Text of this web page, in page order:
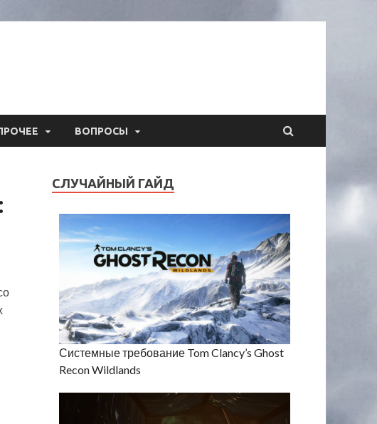
ВОПРОСЫ
СЛУЧАЙНЫЙ ГАЙД
Системные требование Tom Clancy’s Ghost
Recon Wildlands